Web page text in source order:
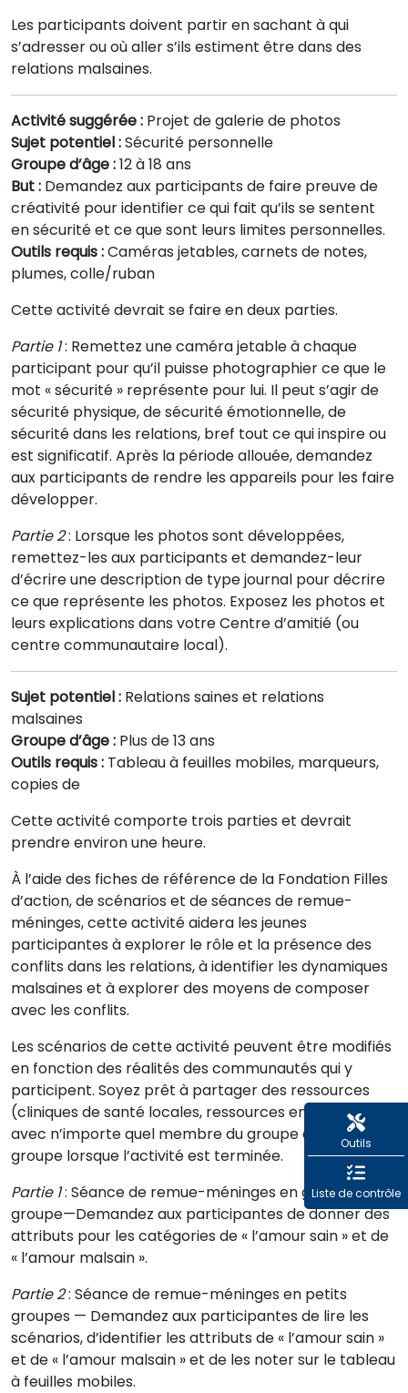
Les participants doivent partir en sachant à qui
s’adresser ou où aller s’ils estiment être dans des
relations malsaines.
Activité suggérée : Projet de galerie de photos
Sujet potentiel :Sécurité personnelle
Groupe d’âge :12 à 18 ans
But : Demandez aux participants de faire preuve de
créativité pour identifier ce qui fait qu’ils se sentent
en sécurité et ce que sont leurs limites personnelles.
Outils requis :Caméras jetables, carnets de notes,
plumes, colle/ruban
Cette activité devrait se faire en deux parties.
Partie 1: Remettez une caméra jetable à chaque
participant pour qu’il puisse photographier ce que le
mot « sécurité » représente pour lui. Il peut s’agir de
sécurité physique, de sécurité émotionnelle, de
sécurité dans les relations, bref tout ce qui inspire ou
est significatif. Après la période allouée, demandez
aux participants de rendre les appareils pour les faire
développer.
Partie 2: Lorsque les photos sont développées,
remettez-les aux participants et demandez-leur
d’écrire une description de type journal pour décrire
ce que représente les photos. Exposez les photos et
leurs explications dans votre Centre d’amitié (ou
centre communautaire local).
Sujet potentiel : Relations saines et relations
malsaines
Groupe d’âge : Plus de 13 ans
Outils requis : Tableau à feuilles mobiles, marqueurs,
copies de
Cette activité comporte trois parties et devrait
prendre environ une heure.
À l’aide des fiches de référence de la Fondation Filles
d’action, de scénarios et de séances de remue-
méninges, cette activité aidera les jeunes
participantes à explorer le rôle et la présence des
conflits dans les relations, à identifier les dynamiques
malsaines et à explorer des moyens de composer
avec les conflits.
Les scénarios de cette activité peuvent être modifiés
en fonction des réalités des communautés qui y
participent. Soyez prêt à partager des ressources
(cliniques de santé locales, ressources en ligne, etc.)
avec n’importe quel membre du groupe et à réunir le
groupe lorsque l’activité est terminée.
Partie 1: Séance de remue-méninges en grand
groupe—Demandez aux participantes de donner des
attributs pour les catégories de « l’amour sain » et de
« l’amour malsain ».
Partie 2: Séance de remue-méninges en petits
groupes — Demandez aux participantes de lire les
scénarios, d’identifier les attributs de « l’amour sain »
et de « l’amour malsain » et de les noter sur le tableau
à feuilles mobiles.
Outils
Liste de contrôle